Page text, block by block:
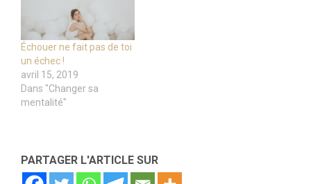
Échouer ne fait pas de toi
un échec !
avril 15, 2019
Dans "Changer sa
mentalité"
PARTAGER L'ARTICLE SUR